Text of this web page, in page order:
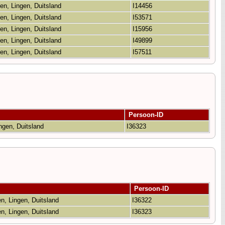
Lingen, Duitsland
I14456
Lingen, Duitsland
I53571
Lingen, Duitsland
I15956
Lingen, Duitsland
I49899
Lingen, Duitsland I57511
Persoon-ID
Duitsland I36323
Persoon-ID
Lingen, Duitsland
I36322
Lingen, Duitsland I36323